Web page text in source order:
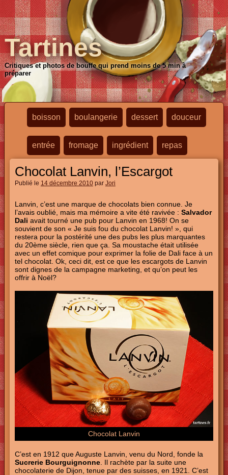
Tartines
Critiques et photos de bouffe qui prend moins de 5 min à
préparer
boisson boulangerie dessert douceur
entrée fromage ingrédient repas
Chocolat Lanvin, l’Escargot
Publié le 14 décembre 2010 par Jori
Lanvin, c’est une marque de chocolats bien connue. Je
l’avais oublié, mais ma mémoire a vite été ravivée : Salvador
Dali avait tourné une pub pour Lanvin en 1968! On se
souvient de son « Je suis fou du chocolat Lanvin! », qui
restera pour la postérité une des pubs les plus marquantes
du 20ème siècle, rien que ça. Sa moustache était utilisée
avec un effet comique pour exprimer la folie de Dali face à un
tel chocolat. Ok, ceci dit, est ce que les escargots de Lanvin
sont dignes de la campagne marketing, et qu’on peut les
offrir à Noël?
Chocolat Lanvin
C’est en 1912 que Auguste Lanvin, venu du Nord, fonde la
Sucrerie Bourguignonne. Il rachète par la suite une
chocolaterie de Dijon, tenue par des suisses, en 1921. C’est